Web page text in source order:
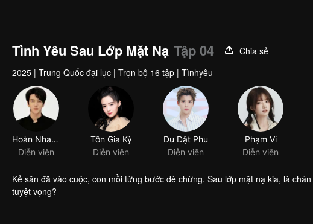
Tình Yêu Sau Lớp Mặt Nạ Tập 04
Chia sẻ
2025 | Trung Quốc đại lục | Trọn bộ 16 tập | Tìnhyêu
Hoàn Nhan Lạc Nhung
Diễn viên
Tôn Gia Kỳ
Diễn viên
Du Dật Phu
Diễn viên
Phạm Vi
Diễn viên
Kẻ săn đã vào cuộc, con mồi từng bước dè chừng. Sau lớp mặt nạ kia, là
tuyệt vọng?